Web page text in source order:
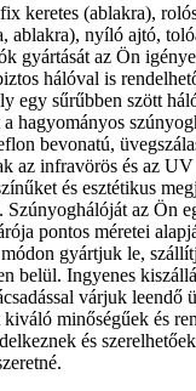
keretes (ablakra),
ablakra), nyíló ajtó,
gyártását az Ön
hálóval is
egy sűrűbben szött
hagyományos
bevonatú,
az infravörös és az UV
és esztétikus
Szúnyoghálóját az Ön
pontos méretei
gyártjuk le,
belül. Ingyenes
várjuk leendő
minőségűek és
és